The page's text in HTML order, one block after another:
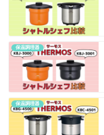
保温調理器
保温調理器